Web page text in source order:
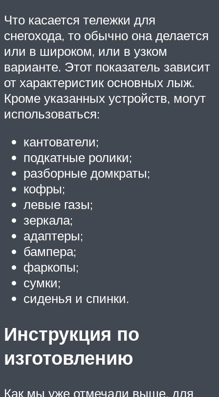
Что касается тележки для
снегохода, то обычно она делается
или в широком, или в узком
варианте. Этот показатель зависит
от характеристик основных лыж.
Кроме указанных устройств, могут
использоваться:
кантователи;
подкатные ролики;
разборные домкраты;
кофры;
левые газы;
зеркала;
адаптеры;
бампера;
фаркопы;
сумки;
сиденья и спинки.
Инструкция по
изготовлению
Как мы уже отмечали выше, для